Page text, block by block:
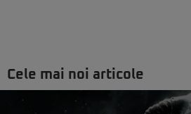
Cele mai noi articole